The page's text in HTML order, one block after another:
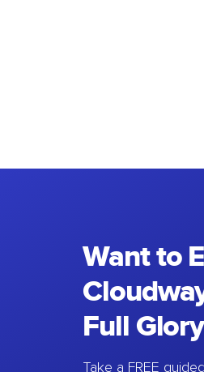
Want to
Full
Take a FREE